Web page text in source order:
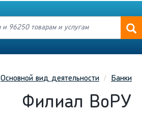
Основной вид деятельности Банки
Филиал ВоРУ